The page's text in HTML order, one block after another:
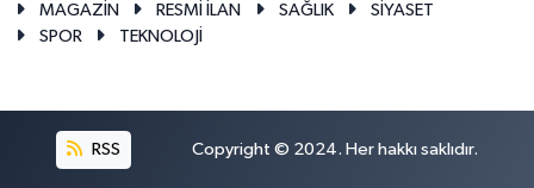
MAGAZİN
RESMİ İLAN SAĞLIK
SİYASET
SPOR
TEKNOLOJİ
RSS Copyright © 2024. Her hakkı saklıdır.